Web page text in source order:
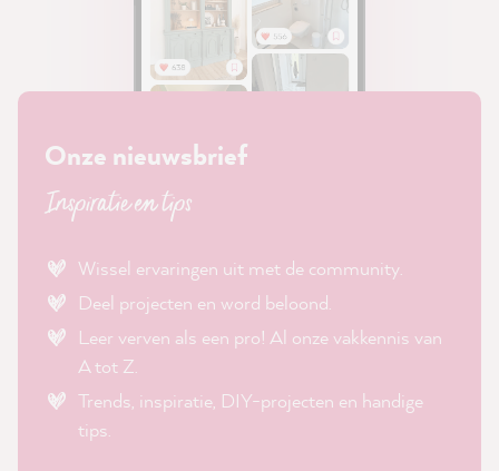
Onze nieuwsbrief
Inspiratie en tips
Wissel ervaringen uit met de community.
Deel projecten en word beloond.
Leer verven als een pro! Al onze vakkennis van
A tot Z.
Trends, inspiratie, DIY-projecten en handige
tips.